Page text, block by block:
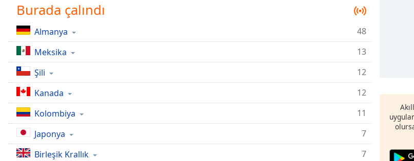
Stream
TypeLIVE
live,
currently
behind
LIVE
Remaining
Time-
1x
Playback
Rate
Burada çalındı
Almanya
48
Meksika
13
Şili
12
Kanada
12
Kolombiya
11
Japonya
7
Birleşik Krallık
7